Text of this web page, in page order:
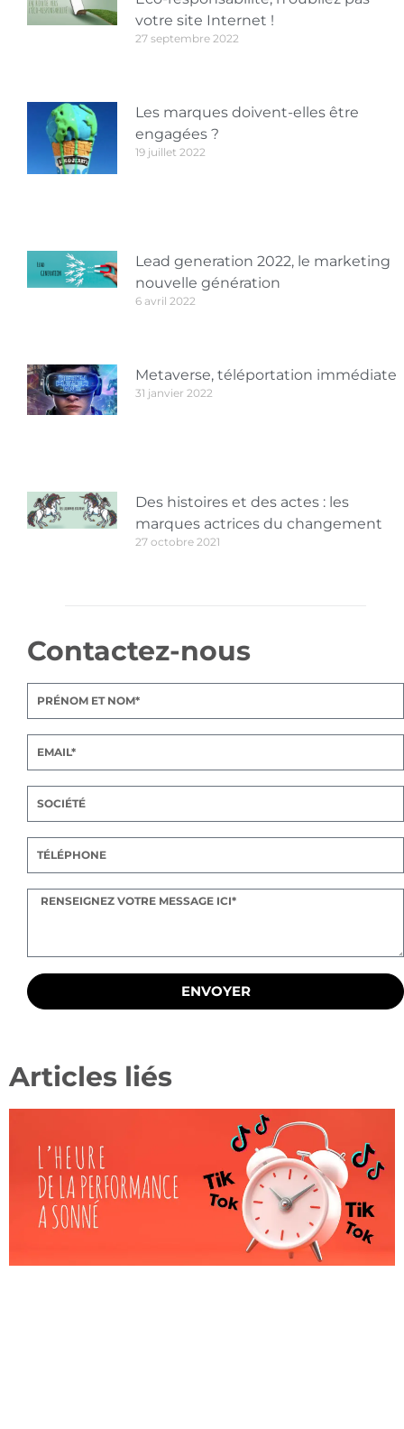
votre site Internet !
27 septembre 2022
Les marques doivent-elles être
engagées ?
19 juillet 2022
Lead generation 2022, le marketing
nouvelle génération
6 avril 2022
Metaverse, téléportation immédiate
31 janvier 2022
Des histoires et des actes : les
marques actrices du changement
27 octobre 2021
Contactez-nous
ENVOYER
Articles liés